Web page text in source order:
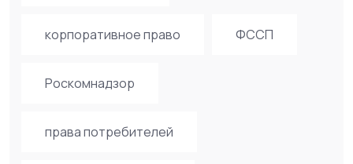
корпоративное право ФССП
Роскомнадзор
права потребителей